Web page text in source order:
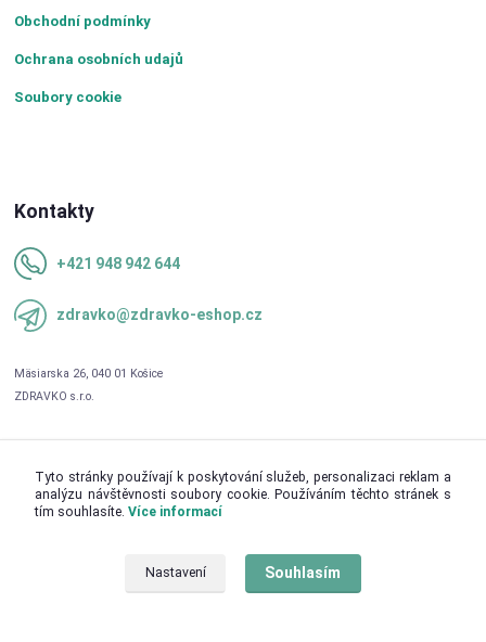
Obchodní podmínky
Ochrana osobních udajů
Soubory cookie
Kontakty
+421 948 942 644
zdravko@zdravko-eshop.cz
Upravit sběr cookies.
Tyto stránky používají k poskytování služeb, personalizaci reklam a
analýzu návštěvnosti soubory cookie. Používáním těchto stránek s
tím souhlasíte. Více informací
Nastavení Souhlasím